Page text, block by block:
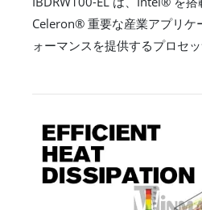
Celeron® 重要な産業アプリケ
ォーマンスを提供するプロセッ